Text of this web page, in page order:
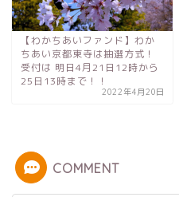
【わかちあいファンド】わか
ちあい京都東寺は抽選方式！
受付は 明日4月21日12時から
25日13時まで！！
2022年4月20日
COMMENT